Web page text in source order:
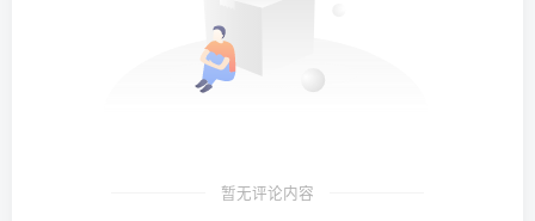
暂无评论内容